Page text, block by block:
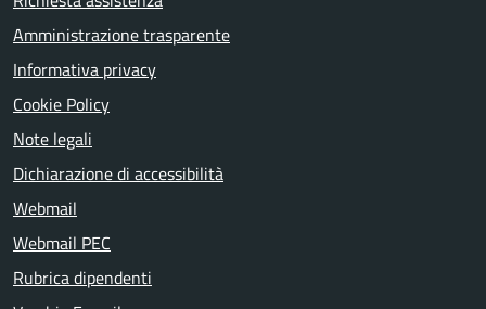
Amministrazione trasparente
Informativa privacy
Cookie Policy
Note legali
Dichiarazione di accessibilità
Webmail
Webmail PEC
Rubrica dipendenti